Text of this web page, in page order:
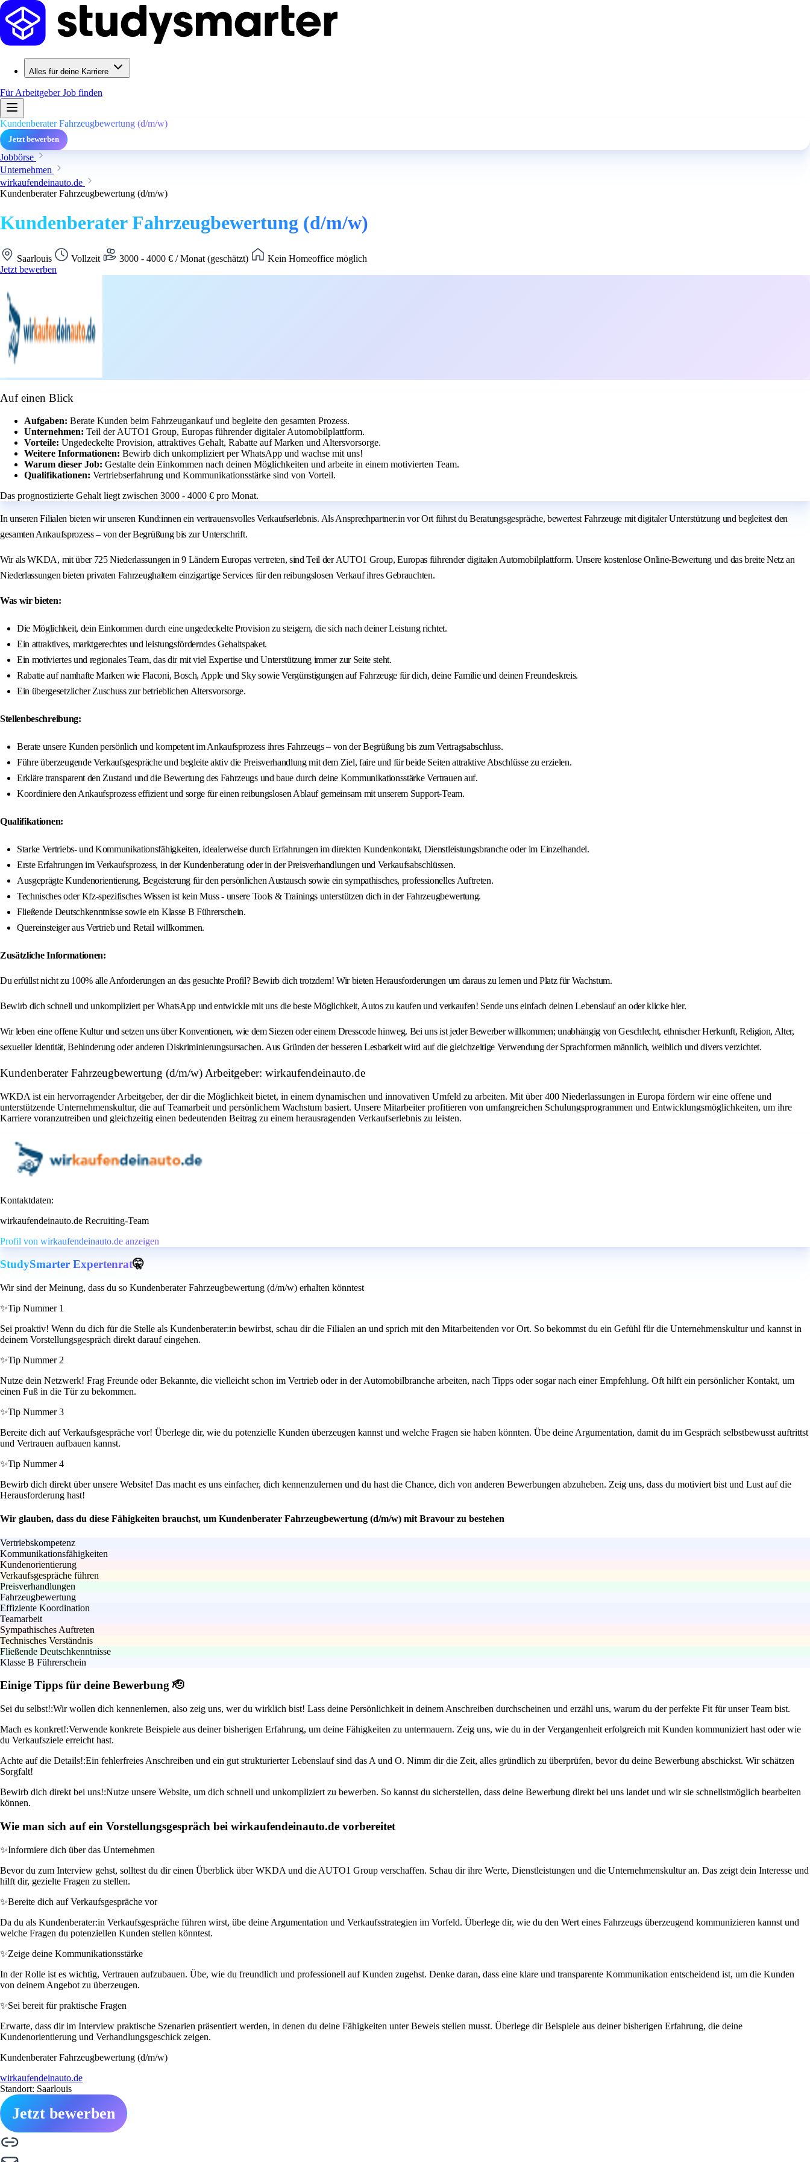
Alles für deine Karriere
Für ArbeitgeberJob finden
Kundenberater Fahrzeugbewertung (d/m/w)
Jetzt bewerben
Jobbörse
Unternehmen
wirkaufendeinauto.de
Kundenberater Fahrzeugbewertung (d/m/w)
Kundenberater Fahrzeugbewertung (d/m/w)
Saarlouis Vollzeit 3000 - 4000 € / Monat (geschätzt)
Kein Homeoffice möglich
Jetzt bewerben
Auf einen Blick
Aufgaben: Berate Kunden beim Fahrzeugankauf und begleite den gesamten Prozess.
Unternehmen: Teil der AUTO1 Group, Europas führender digitaler Automobilplattform.
Vorteile: Ungedeckelte Provision, attraktives Gehalt, Rabatte auf Marken und Altersvorsorge.
Weitere Informationen: Bewirb dich unkompliziert per WhatsApp und wachse mit uns!
Warum dieser Job: Gestalte dein Einkommen nach deinen Möglichkeiten und arbeite in einem motivierten Team.
Qualifikationen: Vertriebserfahrung und Kommunikationsstärke sind von Vorteil.
Das prognostizierte Gehalt liegt zwischen 3000 - 4000 € pro Monat.
In unseren Filialen bieten wir unseren Kund:innen ein vertrauensvolles Verkaufserlebnis. Als Ansprechpartner:in vor Ort führst du Beratungsgespräche, bewertest Fahrzeuge mit digitaler Unterstützung und begleitest den
gesamten Ankaufsprozess – von der Begrüßung bis zur Unterschrift.
Wir als WKDA, mit über 725 Niederlassungen in 9 Ländern Europas vertreten, sind Teil der AUTO1 Group, Europas führender digitalen Automobilplattform. Unsere kostenlose Online-Bewertung und das breite Netz an
Niederlassungen bieten privaten Fahrzeughaltern einzigartige Services für den reibungslosen Verkauf ihres Gebrauchten.
Was wir bieten:
Die Möglichkeit, dein Einkommen durch eine ungedeckelte Provision zu steigern, die sich nach deiner Leistung richtet.
Ein attraktives, marktgerechtes und leistungsförderndes Gehaltspaket.
Ein motiviertes und regionales Team, das dir mit viel Expertise und Unterstützung immer zur Seite steht.
Rabatte auf namhafte Marken wie Flaconi, Bosch, Apple und Sky sowie Vergünstigungen auf Fahrzeuge für dich, deine Familie und deinen Freundeskreis.
Ein übergesetzlicher Zuschuss zur betrieblichen Altersvorsorge.
Stellenbeschreibung:
Berate unsere Kunden persönlich und kompetent im Ankaufsprozess ihres Fahrzeugs – von der Begrüßung bis zum Vertragsabschluss.
Führe überzeugende Verkaufsgespräche und begleite aktiv die Preisverhandlung mit dem Ziel, faire und für beide Seiten attraktive Abschlüsse zu erzielen.
Erkläre transparent den Zustand und die Bewertung des Fahrzeugs und baue durch deine Kommunikationsstärke Vertrauen auf.
Koordiniere den Ankaufsprozess effizient und sorge für einen reibungslosen Ablauf gemeinsam mit unserem Support-Team.
Qualifikationen:
Starke Vertriebs- und Kommunikationsfähigkeiten, idealerweise durch Erfahrungen im direkten Kundenkontakt, Dienstleistungsbranche oder im Einzelhandel.
Erste Erfahrungen im Verkaufsprozess, in der Kundenberatung oder in der Preisverhandlungen und Verkaufsabschlüssen.
Ausgeprägte Kundenorientierung, Begeisterung für den persönlichen Austausch sowie ein sympathisches, professionelles Auftreten.
Technisches oder Kfz-spezifisches Wissen ist kein Muss - unsere Tools & Trainings unterstützen dich in der Fahrzeugbewertung.
Fließende Deutschkenntnisse sowie ein Klasse B Führerschein.
Quereinsteiger aus Vertrieb und Retail willkommen.
Zusätzliche Informationen:
Du erfüllst nicht zu 100% alle Anforderungen an das gesuchte Profil? Bewirb dich trotzdem! Wir bieten Herausforderungen um daraus zu lernen und Platz für Wachstum.
Bewirb dich schnell und unkompliziert per WhatsApp und entwickle mit uns die beste Möglichkeit, Autos zu kaufen und verkaufen! Sende uns einfach deinen Lebenslauf an oder klicke hier.
Wir leben eine offene Kultur und setzen uns über Konventionen, wie dem Siezen oder einem Dresscode hinweg. Bei uns ist jeder Bewerber willkommen; unabhängig von Geschlecht, ethnischer Herkunft, Religion, Alter,
sexueller Identität, Behinderung oder anderen Diskriminierungsursachen. Aus Gründen der besseren Lesbarkeit wird auf die gleichzeitige Verwendung der Sprachformen männlich, weiblich und divers verzichtet.
Kundenberater Fahrzeugbewertung (d/m/w) Arbeitgeber: wirkaufendeinauto.de
WKDA ist ein hervorragender Arbeitgeber, der dir die Möglichkeit bietet, in einem dynamischen und innovativen Umfeld zu arbeiten. Mit über 400 Niederlassungen in Europa fördern wir eine offene und
unterstützende Unternehmenskultur, die auf Teamarbeit und persönlichem Wachstum basiert. Unsere Mitarbeiter profitieren von umfangreichen Schulungsprogrammen und Entwicklungsmöglichkeiten, um ihre
Karriere voranzutreiben und gleichzeitig einen bedeutenden Beitrag zu einem herausragenden Verkaufserlebnis zu leisten.
Kontaktdaten:
wirkaufendeinauto.de Recruiting-Team
Profil von wirkaufendeinauto.de anzeigen
StudySmarter Expertenrat🤫
Wir sind der Meinung, dass du so Kundenberater Fahrzeugbewertung (d/m/w) erhalten könntest
✨Tip Nummer 1
Sei proaktiv! Wenn du dich für die Stelle als Kundenberater:in bewirbst, schau dir die Filialen an und sprich mit den Mitarbeitenden vor Ort. So bekommst du ein Gefühl für die Unternehmenskultur und kannst in
deinem Vorstellungsgespräch direkt darauf eingehen.
✨Tip Nummer 2
Nutze dein Netzwerk! Frag Freunde oder Bekannte, die vielleicht schon im Vertrieb oder in der Automobilbranche arbeiten, nach Tipps oder sogar nach einer Empfehlung. Oft hilft ein persönlicher Kontakt, um
einen Fuß in die Tür zu bekommen.
✨Tip Nummer 3
Bereite dich auf Verkaufsgespräche vor! Überlege dir, wie du potenzielle Kunden überzeugen kannst und welche Fragen sie haben könnten. Übe deine Argumentation, damit du im Gespräch selbstbewusst auftrittst
und Vertrauen aufbauen kannst.
✨Tip Nummer 4
Bewirb dich direkt über unsere Website! Das macht es uns einfacher, dich kennenzulernen und du hast die Chance, dich von anderen Bewerbungen abzuheben. Zeig uns, dass du motiviert bist und Lust auf die
Herausforderung hast!
Wir glauben, dass du diese Fähigkeiten brauchst, um Kundenberater Fahrzeugbewertung (d/m/w) mit Bravour zu bestehen
Vertriebskompetenz
Kommunikationsfähigkeiten
Kundenorientierung
Verkaufsgespräche führen
Preisverhandlungen
Fahrzeugbewertung
Effiziente Koordination
Teamarbeit
Sympathisches Auftreten
Technisches Verständnis
Fließende Deutschkenntnisse
Klasse B Führerschein
Einige Tipps für deine Bewerbung 🫡
Sei du selbst!:Wir wollen dich kennenlernen, also zeig uns, wer du wirklich bist! Lass deine Persönlichkeit in deinem Anschreiben durchscheinen und erzähl uns, warum du der perfekte Fit für unser Team bist.
Mach es konkret!:Verwende konkrete Beispiele aus deiner bisherigen Erfahrung, um deine Fähigkeiten zu untermauern. Zeig uns, wie du in der Vergangenheit erfolgreich mit Kunden kommuniziert hast oder wie
du Verkaufsziele erreicht hast.
Achte auf die Details!:Ein fehlerfreies Anschreiben und ein gut strukturierter Lebenslauf sind das A und O. Nimm dir die Zeit, alles gründlich zu überprüfen, bevor du deine Bewerbung abschickst. Wir schätzen
Sorgfalt!
Bewirb dich direkt bei uns!:Nutze unsere Website, um dich schnell und unkompliziert zu bewerben. So kannst du sicherstellen, dass deine Bewerbung direkt bei uns landet und wir sie schnellstmöglich bearbeiten
können.
Wie man sich auf ein Vorstellungsgespräch bei wirkaufendeinauto.de vorbereitet
✨Informiere dich über das Unternehmen
Bevor du zum Interview gehst, solltest du dir einen Überblick über WKDA und die AUTO1 Group verschaffen. Schau dir ihre Werte, Dienstleistungen und die Unternehmenskultur an. Das zeigt dein Interesse und
hilft dir, gezielte Fragen zu stellen.
✨Bereite dich auf Verkaufsgespräche vor
Da du als Kundenberater:in Verkaufsgespräche führen wirst, übe deine Argumentation und Verkaufsstrategien im Vorfeld. Überlege dir, wie du den Wert eines Fahrzeugs überzeugend kommunizieren kannst und
welche Fragen du potenziellen Kunden stellen könntest.
✨Zeige deine Kommunikationsstärke
In der Rolle ist es wichtig, Vertrauen aufzubauen. Übe, wie du freundlich und professionell auf Kunden zugehst. Denke daran, dass eine klare und transparente Kommunikation entscheidend ist, um die Kunden
von deinem Angebot zu überzeugen.
✨Sei bereit für praktische Fragen
Erwarte, dass dir im Interview praktische Szenarien präsentiert werden, in denen du deine Fähigkeiten unter Beweis stellen musst. Überlege dir Beispiele aus deiner bisherigen Erfahrung, die deine
Kundenorientierung und Verhandlungsgeschick zeigen.
Kundenberater Fahrzeugbewertung (d/m/w)
wirkaufendeinauto.de
Standort: Saarlouis
Jetzt bewerben